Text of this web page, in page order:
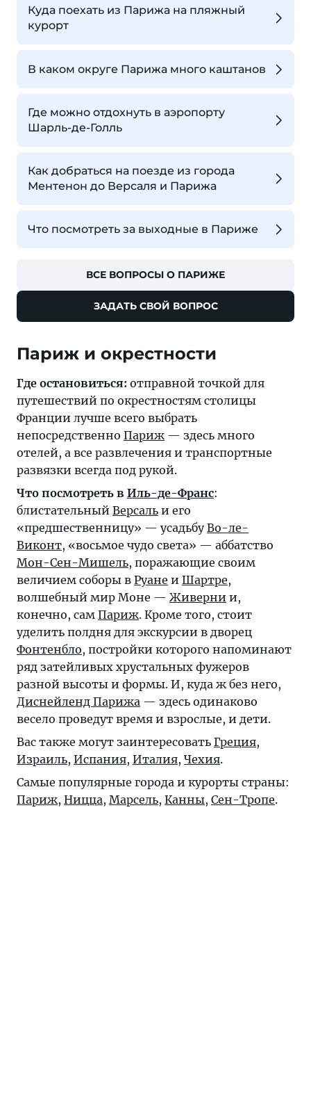
Куда поехать из Парижа на пляжный
курорт
В каком округе Парижа много каштанов
Где можно отдохнуть в аэропорту
Шарль-де-Голль
Как добраться на поезде из города
Ментенон до Версаля и Парижа
Что посмотреть за выходные в Париже
ВСЕ ВОПРОСЫ О ПАРИЖЕ
ЗАДАТЬ СВОЙ ВОПРОС
Париж и окрестности
Где остановиться: отправной точкой для
путешествий по окрестностям столицы
Франции лучше всего выбрать
непосредственно Париж — здесь много
отелей, а все развлечения и транспортные
развязки всегда под рукой.
Что посмотреть в Иль-де-Франс:
блистательный Версаль и его
«предшественницу» — усадьбуВо-ле-
Виконт, «восьмое чудо света» — аббатство
Мон-Сен-Мишель, поражающие своим
величием соборы в Руане и Шартре,
волшебный мир Моне — Живерни и,
конечно, сам Париж. Кроме того, стоит
уделить полдня для экскурсии в дворец
Фонтенбло, постройки которого напоминают
ряд затейливых хрустальных фужеров
разной высоты и формы. И, куда ж без него,
Диснейленд Парижа — здесь одинаково
весело проведут время и взрослые, и дети.
Вас также могут заинтересовать Греция,
Израиль, Испания, Италия, Чехия.
Самые популярные города и курорты страны:
Париж, Ницца, Марсель, Канны, Сен-Тропе.